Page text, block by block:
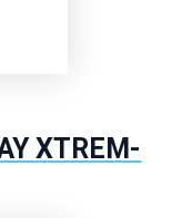
XTREM-